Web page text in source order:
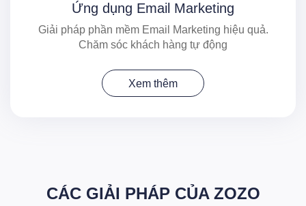
Ứng dụng Email Marketing
Giải pháp phần mềm Email Marketing hiệu quả.
Chăm sóc khách hàng tự động
Xem thêm
CÁC GIẢI PHÁP CỦA ZOZO